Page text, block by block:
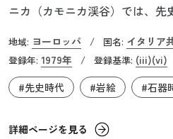
ニカ（カモニカ渓谷）では、先
絵柄は、戦争や狩猟・農耕、宗
で、中には紀元前8000年頃の旧
す。岩絵はこの地の人々によっ
絵を描く文化が途絶えたと考え
地域: ヨーロッパ / 国名: イタリア
登録年: 1979年 / 登録基準: (iii)(vi)
#先史時代
#岩絵 #石器
詳細ページを見る